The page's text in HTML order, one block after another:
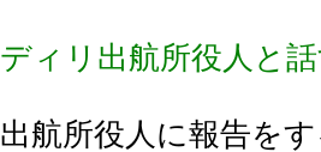
ディリ出航所役人と
出航所役人に報告を